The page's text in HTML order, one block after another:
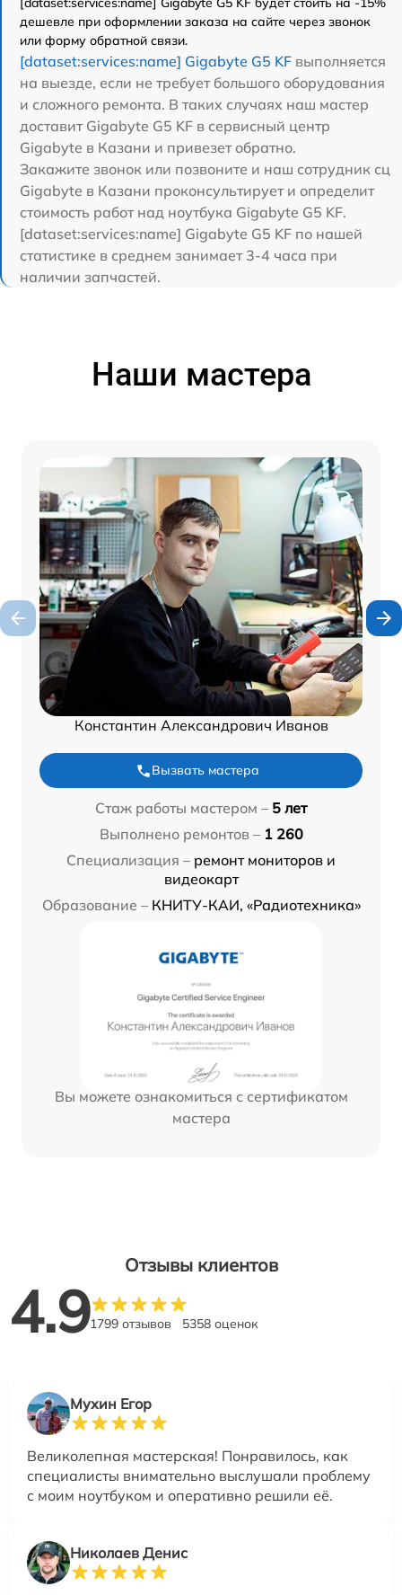
дешевле при оформлении заказа на сайте через звонок
или форму обратной связи.
[dataset:services:name] Gigabyte G5 KF выполняется
на выезде, если не требует большого оборудования
и сложного ремонта. В таких случаях наш мастер
доставит Gigabyte G5 KF в сервисный центр
Gigabyte в Казани и привезет обратно.
Закажите звонок или позвоните и наш сотрудник сц
Gigabyte в Казани проконсультирует и определит
стоимость работ над ноутбука Gigabyte G5 KF.
[dataset:services:name] Gigabyte G5 KF по нашей
статистике в среднем занимает 3-4 часа при
наличии запчастей.
Наши мастера
Константин Александрович Иванов
Вызвать мастера
Стаж работы мастером – 5 лет
Выполнено ремонтов – 1 260
Специализация – ремонт мониторов и
видеокарт
Образование – КНИТУ-КАИ, «Радиотехника»
Вы можете ознакомиться с сертификатом
мастера
Отзывы клиентов
4.91799 отзывов 5358 оценок
Мухин Егор
Великолепная мастерская! Понравилось, как
специалисты внимательно выслушали проблему
с моим ноутбуком и оперативно решили её.
Николаев Денис